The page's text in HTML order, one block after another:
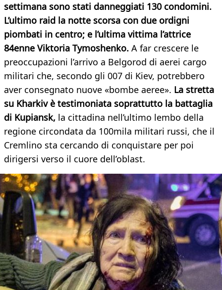
settimana sono stati danneggiati 130 condomini.
L’ultimo raid la notte scorsa con due ordigni
piombati in centro; e l’ultima vittima l’attrice
84enne Viktoria Tymoshenko. A far crescere le
preoccupazioni l’arrivo a Belgorod di aerei cargo
militari che, secondo gli 007 di Kiev, potrebbero
aver consegnato nuove «bombe aeree». La stretta
su Kharkiv è testimoniata soprattutto la battaglia
di Kupiansk, la cittadina nell’ultimo lembo della
regione circondata da 100mila militari russi, che il
Cremlino sta cercando di conquistare per poi
dirigersi verso il cuore dell’oblast.